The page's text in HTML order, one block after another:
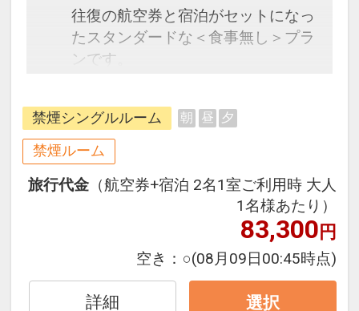
往復の航空券と宿泊がセットになっ
たスタンダードな＜食事無し＞プラ
ンです。
できるダイナミックパッケージだか
ら、一都市滞在はもちろん周遊旅行
にも最適！
旅行期間中の1泊だけの宿泊や延
泊・飛び泊なども自由自在です。
フライトは、安心のJAL（または
JALグループ）確約！フライトマイ
ル50%貯まります。
通・体験プランなどの追加（同時予
禁煙シングルルーム 朝 昼 夕
禁煙ルーム
旅行代金 （航空券+宿泊 2名1室ご利用時 大人
1名様あたり）
83,300円
空き： ○(08月09日00:45時点)
詳細 選択